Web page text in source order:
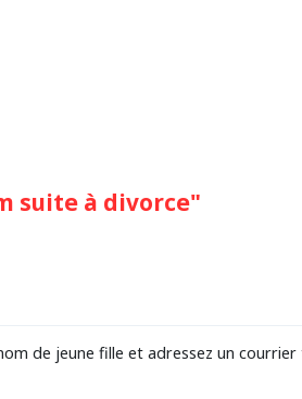
suite à divorce"
de jeune fille et adressez un